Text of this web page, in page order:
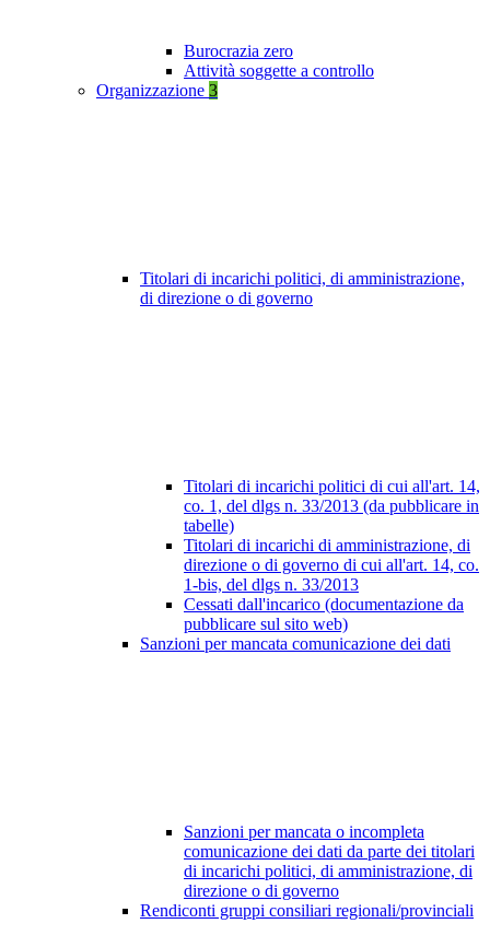
Burocrazia zero
Attività soggette a controllo
Organizzazione 3
Titolari di incarichi politici, di amministrazione,
di direzione o di governo
Titolari di incarichi politici di cui all'art. 14,
co. 1, del dlgs n. 33/2013 (da pubblicare in
tabelle)
Titolari di incarichi di amministrazione, di
direzione o di governo di cui all'art. 14, co.
1-bis, del dlgs n. 33/2013
Cessati dall'incarico (documentazione da
pubblicare sul sito web)
Sanzioni per mancata comunicazione dei dati
Sanzioni per mancata o incompleta
comunicazione dei dati da parte dei titolari
di incarichi politici, di amministrazione, di
direzione o di governo
Rendiconti gruppi consiliari regionali/provinciali